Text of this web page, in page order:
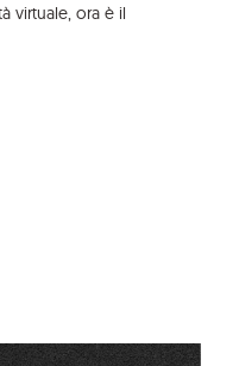
virtuale, ora è il